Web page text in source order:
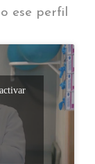
ese perfil